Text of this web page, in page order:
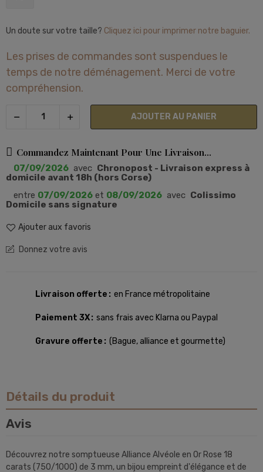
Un doute sur votre taille? Cliquez ici pour imprimer notre baguier.
Les prises de commandes sont suspendues le
temps de notre déménagement. Merci de votre
compréhension.
AJOUTER AU PANIER
Commandez Maintenant Pour Une Livraison...
07/09/2026 avec Chronopost - Livraison express à
domicile avant 18h (hors Corse)
entre 07/09/2026 et 08/09/2026 avec Colissimo
Domicile sans signature
Ajouter aux favoris
Donnez votre avis
Livraison offerte en France métropolitaine
Paiement 3X sans frais avec Klarna ou Paypal
Gravure offerte (Bague, alliance et gourmette)
Détails du produit
Avis
Découvrez notre somptueuse Alliance Alvéole en Or Rose 18
carats (750/1000) de 3 mm, un bijou empreint d'élégance et de